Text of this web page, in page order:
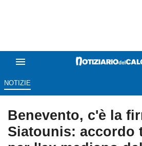
NOTIZIE
Benevento, c'è la
Siatounis: accordo